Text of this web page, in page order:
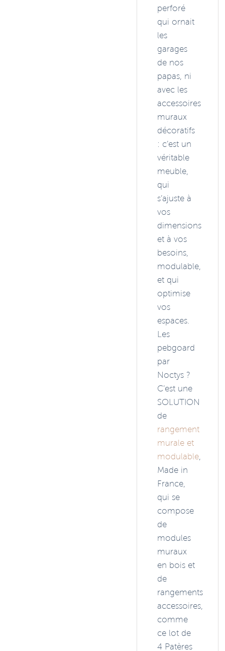
perforé
qui ornait
les
garages
de nos
papas, ni
avec les
accessoires
muraux
décoratifs
: c’est un
véritable
meuble,
qui
s’ajuste à
vos
dimensions
et à vos
besoins,
modulable,
et qui
optimise
vos
espaces.
Les
pebgoard
par
Noctys ?
C’est une
SOLUTION
de
rangement
murale et
modulable,
Made in
France,
qui se
compose
de
modules
muraux
en bois et
de
rangements
accessoires,
comme
ce lot de
4 Patères